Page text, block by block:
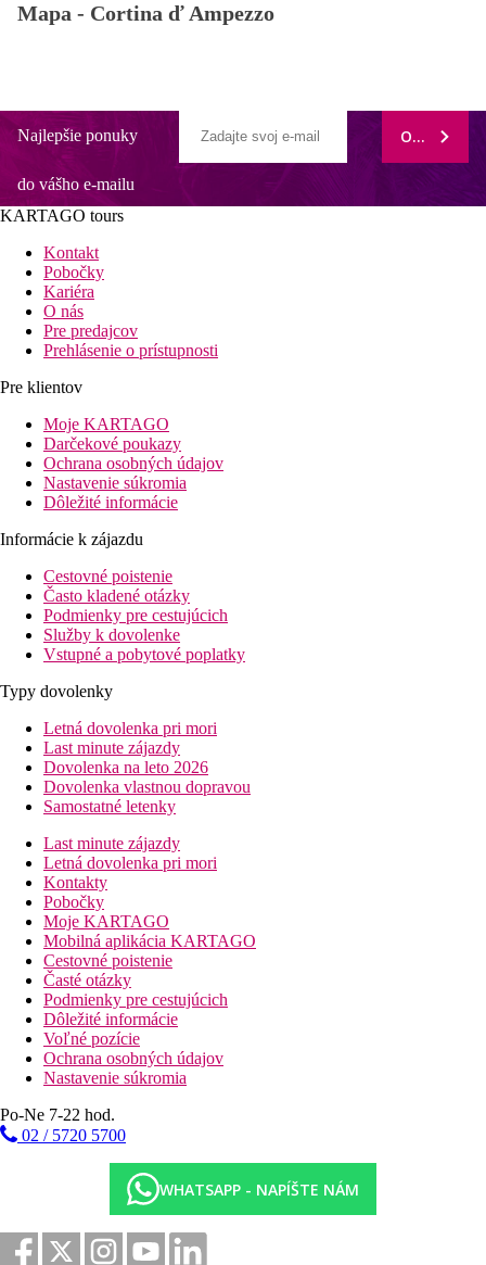
Mapa - Cortina ď Ampezzo
Najlepšie ponuky
do vášho e-mailu
ODOBERAŤ
KARTAGO tours
Kontakt
Pobočky
Kariéra
O nás
Pre predajcov
Prehlásenie o prístupnosti
Pre klientov
Moje KARTAGO
Darčekové poukazy
Ochrana osobných údajov
Nastavenie súkromia
Dôležité informácie
Informácie k zájazdu
Cestovné poistenie
Často kladené otázky
Podmienky pre cestujúcich
Služby k dovolenke
Vstupné a pobytové poplatky
Typy dovolenky
Letná dovolenka pri mori
Last minute zájazdy
Dovolenka na leto 2026
Dovolenka vlastnou dopravou
Samostatné letenky
Last minute zájazdy
Letná dovolenka pri mori
Kontakty
Pobočky
Moje KARTAGO
Mobilná aplikácia KARTAGO
Cestovné poistenie
Časté otázky
Podmienky pre cestujúcich
Dôležité informácie
Voľné pozície
Ochrana osobných údajov
Nastavenie súkromia
Po-Ne 7-22 hod.
02 / 5720 5700
WHATSAPP - NAPÍŠTE NÁM